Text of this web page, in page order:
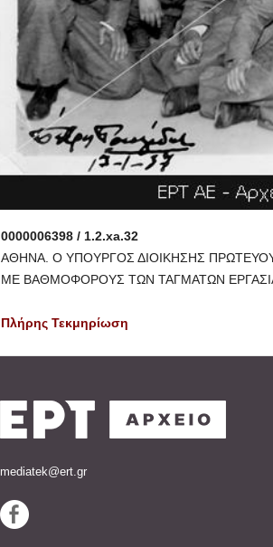
0000006398 / 1.2.xa.32
ΑΘΗΝΑ. Ο ΥΠΟΥΡΓΟΣ ΔΙΟΙΚΗΣΗΣ
ΜΕ ΒΑΘΜΟΦΟΡΟΥΣ ΤΩΝ ΤΑΓΜΑΤΩΝ
Πλήρης Τεκμηρίωση
mediatek@ert.gr